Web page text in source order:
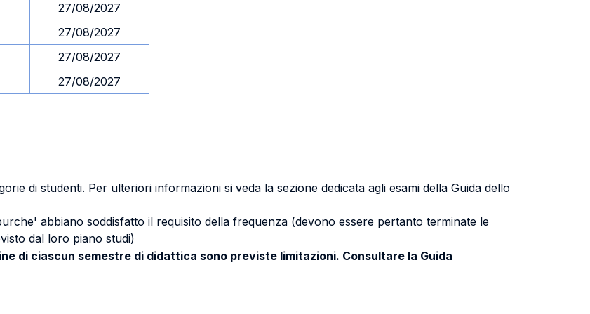
27/08/2027
27/08/2027
27/08/2027
27/08/2027
di studenti. Per ulteriori informazioni si veda la sezione dedicata agli esami della Guida dello
abbiano soddisfatto il requisito della frequenza (devono essere pertanto terminate le
dal loro piano studi)
di ciascun semestre di didattica sono previste limitazioni. Consultare la Guida